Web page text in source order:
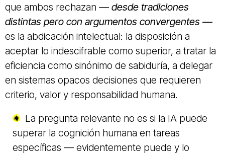
que ambos rechazan — desde tradiciones
distintas pero con argumentos convergentes —
es la abdicación intelectual: la disposición a
aceptar lo indescifrable como superior, a tratar la
eficiencia como sinónimo de sabiduría, a delegar
en sistemas opacos decisiones que requieren
criterio, valor y responsabilidad humana.
La pregunta relevante no es si la IA puede
superar la cognición humana en tareas
específicas — evidentemente puede y lo